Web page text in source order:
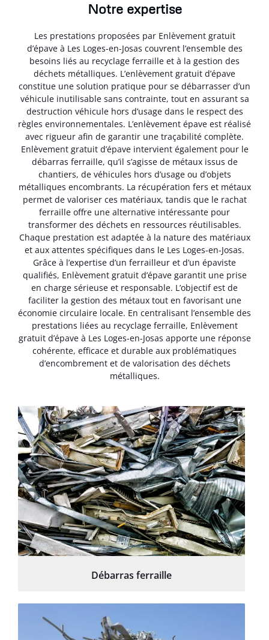
Notre expertise
Les prestations proposées par Enlèvement gratuit
d’épave à Les Loges-en-Josas couvrent l’ensemble des
besoins liés au recyclage ferraille et à la gestion des
déchets métalliques. L’enlèvement gratuit d’épave
constitue une solution pratique pour se débarrasser d’un
véhicule inutilisable sans contrainte, tout en assurant sa
destruction véhicule hors d’usage dans le respect des
règles environnementales. L’enlèvement épave est réalisé
avec rigueur afin de garantir une traçabilité complète.
Enlèvement gratuit d’épave intervient également pour le
débarras ferraille, qu’il s’agisse de métaux issus de
chantiers, de véhicules hors d’usage ou d’objets
métalliques encombrants. La récupération fers et métaux
permet de valoriser ces matériaux, tandis que le rachat
ferraille offre une alternative intéressante pour
transformer des déchets en ressources réutilisables.
Chaque prestation est adaptée à la nature des matériaux
et aux attentes spécifiques dans le Les Loges-en-Josas.
Grâce à l’expertise d’un ferrailleur et d’un épaviste
qualifiés, Enlèvement gratuit d’épave garantit une prise
en charge sérieuse et responsable. L’objectif est de
faciliter la gestion des métaux tout en favorisant une
économie circulaire locale. En centralisant l’ensemble des
prestations liées au recyclage ferraille, Enlèvement
gratuit d’épave à Les Loges-en-Josas apporte une réponse
cohérente, efficace et durable aux problématiques
d’encombrement et de valorisation des déchets
métalliques.
Débarras ferraille